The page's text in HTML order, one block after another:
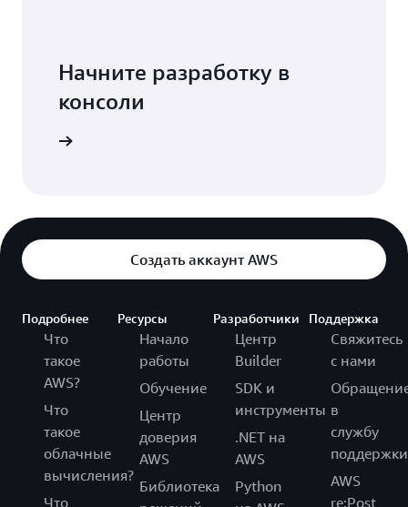
Начните разработку в
консоли
Создать аккаунт AWS
Подробнее
Что
такое
AWS?
Что
такое
облачные
вычисления?
Что
Ресурсы
Начало
работы
Обучение
Центр
доверия
AWS
Библиотека
Разработчики
Центр
Builder
SDK и
инструменты
.NET на
AWS
Python
Поддержка
Свяжитесь
с нами
в
службу
поддержки
AWS
re:Post